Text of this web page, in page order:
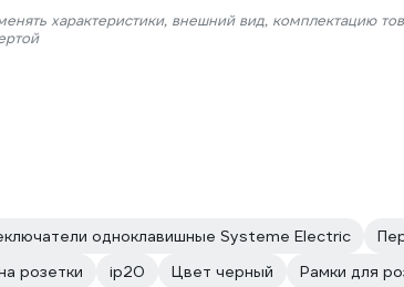
характеристики, внешний вид, комплектацию
одноклавишные Systeme Electric
розетки ip20 Цвет черный
Рамки для